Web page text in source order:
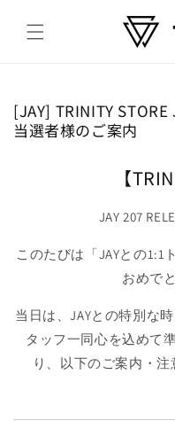
content
[JAY] TRINITY
当選者様のご案内
【
JAY 207
このたびは「JAYとの1:1
おめで
当日は、JAYとの特別な
タッフ一同心を込めて
り、以下のご案内・注